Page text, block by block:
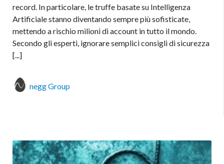
record. In particolare, le truffe basate su Intelligenza
Artificiale stanno diventando sempre più sofisticate,
mettendo a rischio milioni di account in tutto il mondo.
Secondo gli esperti, ignorare semplici consigli di sicurezza
[...]
negg Group